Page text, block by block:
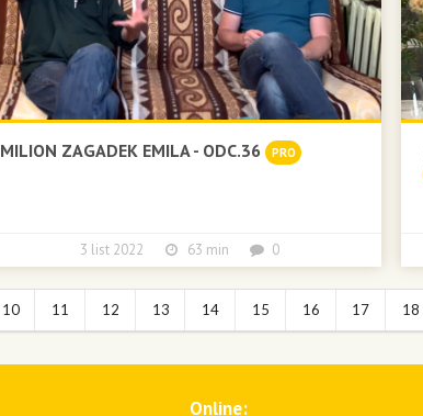
MILION ZAGADEK EMILA - ODC.36 PRO
3 list 2022 63 min 0
10 11 12 13 14 15 16 17 18
Online: